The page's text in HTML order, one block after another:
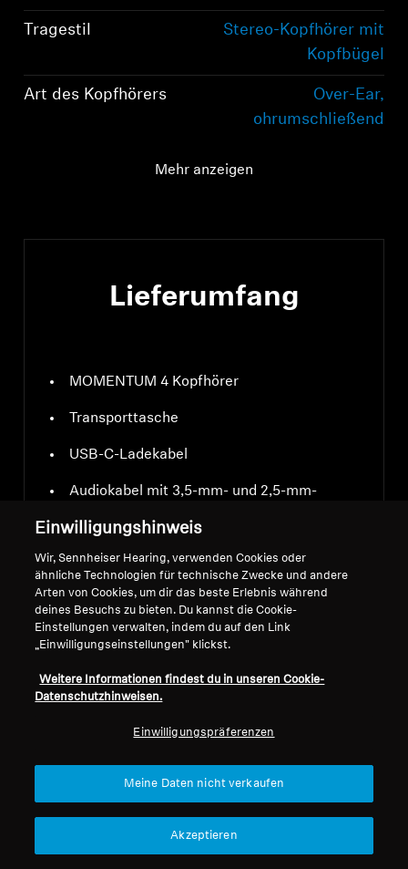
Tragestil
Stereo-Kopfhörer mit
Kopfbügel
Art des Kopfhörers
Over-Ear,
ohrumschließend
Bluetooth 5.2-konform,
Mehr anzeigen
Lieferumfang
MOMENTUM 4 Kopfhörer
Transporttasche
USB-C-Ladekabel
Audiokabel mit 3,5-mm- und 2,5-mm-
Flugzeugadapter
Downloads
Bedienungsanleitung
Einwilligungshinweis
Wir, Sennheiser Hearing, verwenden Cookies oder
ähnliche Technologien für technische Zwecke und andere
Arten von Cookies, um dir das beste Erlebnis während
deines Besuchs zu bieten. Du kannst die Cookie-
Einstellungen verwalten, indem du auf den Link
„Einwilligungseinstellungen" klickst.
Weitere Informationen findest du in unseren Cookie-
Datenschutzhinweisen.
Einwilligungspräferenzen
Meine Daten nicht verkaufen
Akzeptieren